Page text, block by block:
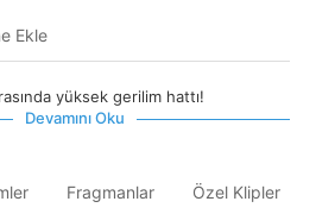
Ekle
yüksek gerilim hattı!
Devamını Oku
Fragmanlar Özel Klipler